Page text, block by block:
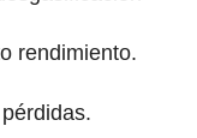
rendimiento.